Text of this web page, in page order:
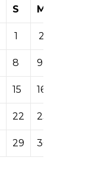
S M
1 2
8 9
15 16
22 23
29 30